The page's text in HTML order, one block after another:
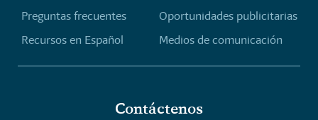
Preguntas frecuentes
Recursos en Español
Oportunidades publicitarias
Medios de comunicación
Contáctenos